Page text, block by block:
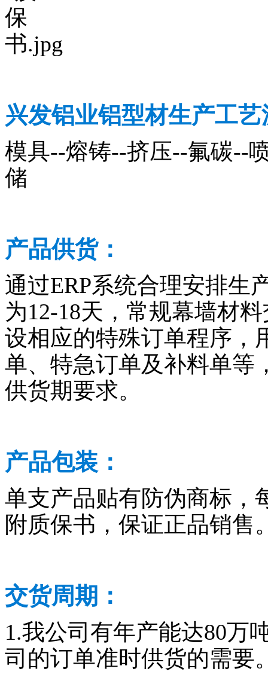
兴发铝业铝型材生产工
模具--熔铸--挤压--氟碳--
储
产品供货：
通过ERP系统合理安排生
为12-18天，常规幕墙材
设相应的特殊订单程序，
单、特急订单及补料单等
供货期要求。
产品包装：
单支产品贴有防伪商标，
附质保书，保证正品销售
交货周期：
1.我公司有年产能达80万
司的订单准时供货的需要